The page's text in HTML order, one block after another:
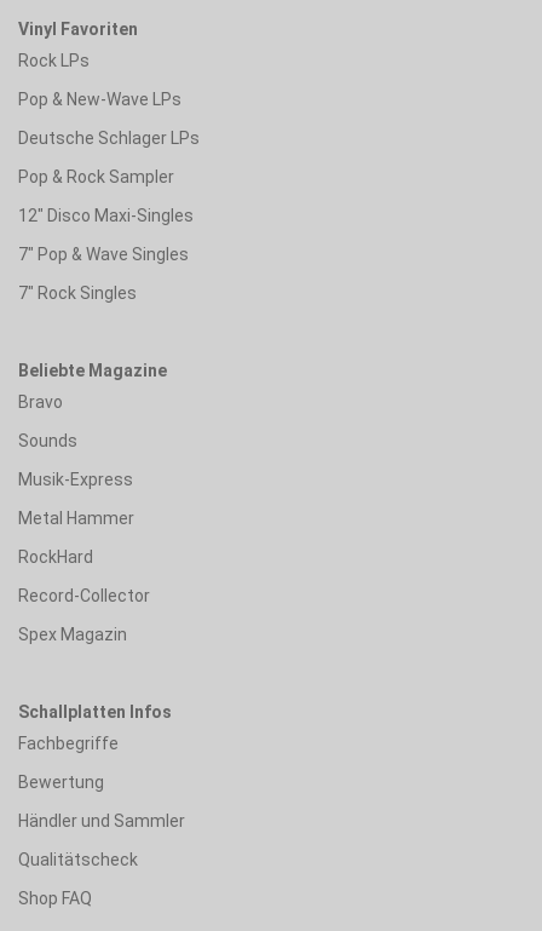
Vinyl Favoriten
Rock LPs
Pop & New-Wave LPs
Deutsche Schlager LPs
Pop & Rock Sampler
12" Disco Maxi-Singles
7" Pop & Wave Singles
7" Rock Singles
Beliebte Magazine
Bravo
Sounds
Musik-Express
Metal Hammer
RockHard
Record-Collector
Spex Magazin
Schallplatten Infos
Fachbegriffe
Bewertung
Händler und Sammler
Qualitätscheck
Shop FAQ